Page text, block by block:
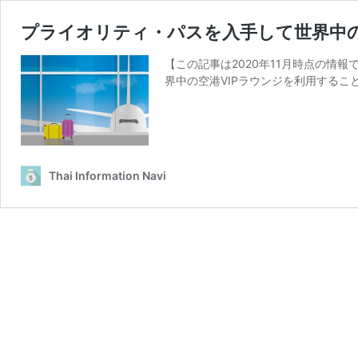
プライオリティ・パスを入手して世界
【この記事は2020年11月時点の情
界中の空港VIPラウンジを利用する
Thai Information Navi